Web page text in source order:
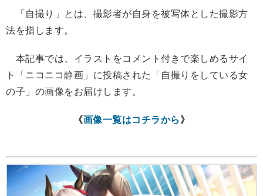
「自撮り」とは、撮影者が自身を被写体とした撮影方
法を指します。
本記事では、イラストをコメント付きで楽しめるサイ
ト「ニコニコ静画」に投稿された「自撮りをしている女
の子」の画像をお届けします。
《画像一覧はコチラから 》